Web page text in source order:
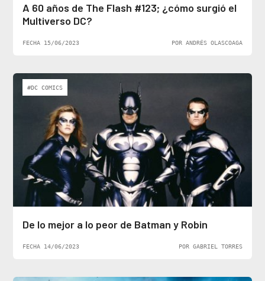
A 60 años de The Flash #123; ¿cómo surgió el
Multiverso DC?
FECHA 15/06/2023 POR ANDRÉS OLASCOAGA
#DC COMICS
De lo mejor a lo peor de Batman y Robin
FECHA 14/06/2023 POR GABRIEL TORRES